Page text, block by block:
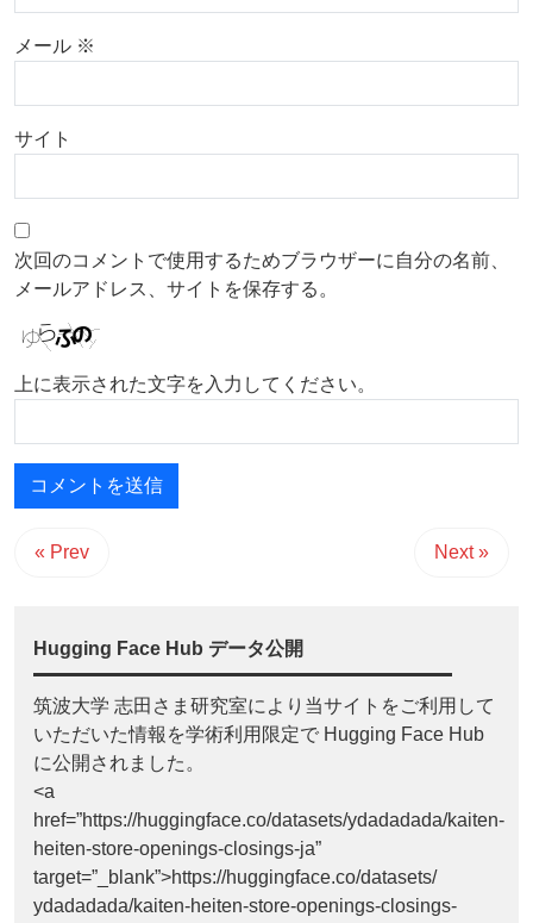
メール ※
サイト
次回のコメントで使用するためブラウザーに自分の名前、
メールアドレス、サイトを保存する。
上に表示された文字を入力してください。
« Prev Next »
Hugging Face Hub データ公開
筑波大学 志田さま研究室により当サイトをご利用して
いただいた情報を学術利用限定で Hugging Face Hub
に公開されました。
<a
href=”https://huggingface.co/datasets/ydadadada/kaiten-
heiten-store-openings-closings-ja”
target=”_blank”>https://huggingface.co/datasets/
ydadadada/kaiten-heiten-store-openings-closings-